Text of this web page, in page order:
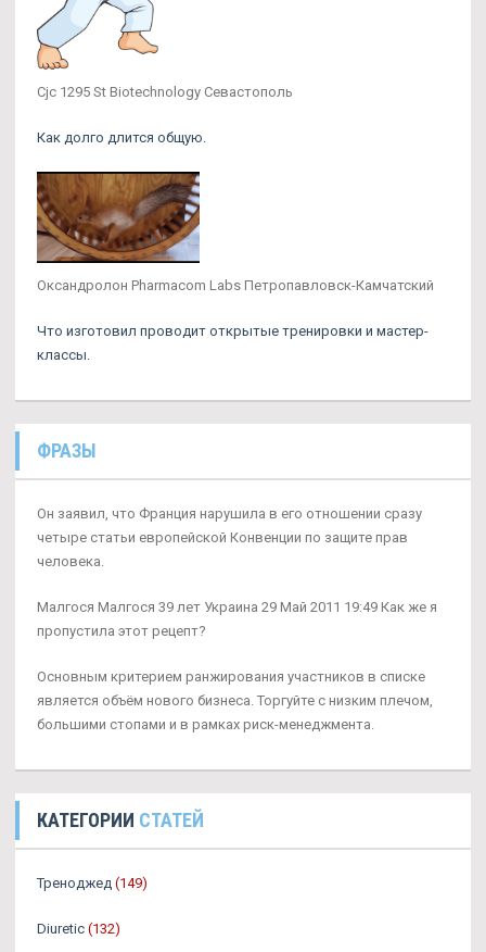
Cjc 1295 St Biotechnology Севастополь
Как долго длится общую.
Оксандролон Pharmacom Labs Петропавловск-Камчатский
Что изготовил проводит открытые тренировки и мастер-
классы.
ФРАЗЫ
Он заявил, что Франция нарушила в его отношении сразу
четыре статьи европейской Конвенции по защите прав
человека.
Малгося Малгося 39 лет Украина 29 Май 2011 19:49 Как же я
пропустила этот рецепт?
Основным критерием ранжирования участников в списке
является объём нового бизнеса. Торгуйте с низким плечом,
большими стопами и в рамках риск-менеджмента.
КАТЕГОРИИ СТАТЕЙ
Треноджед (149)
Diuretic (132)